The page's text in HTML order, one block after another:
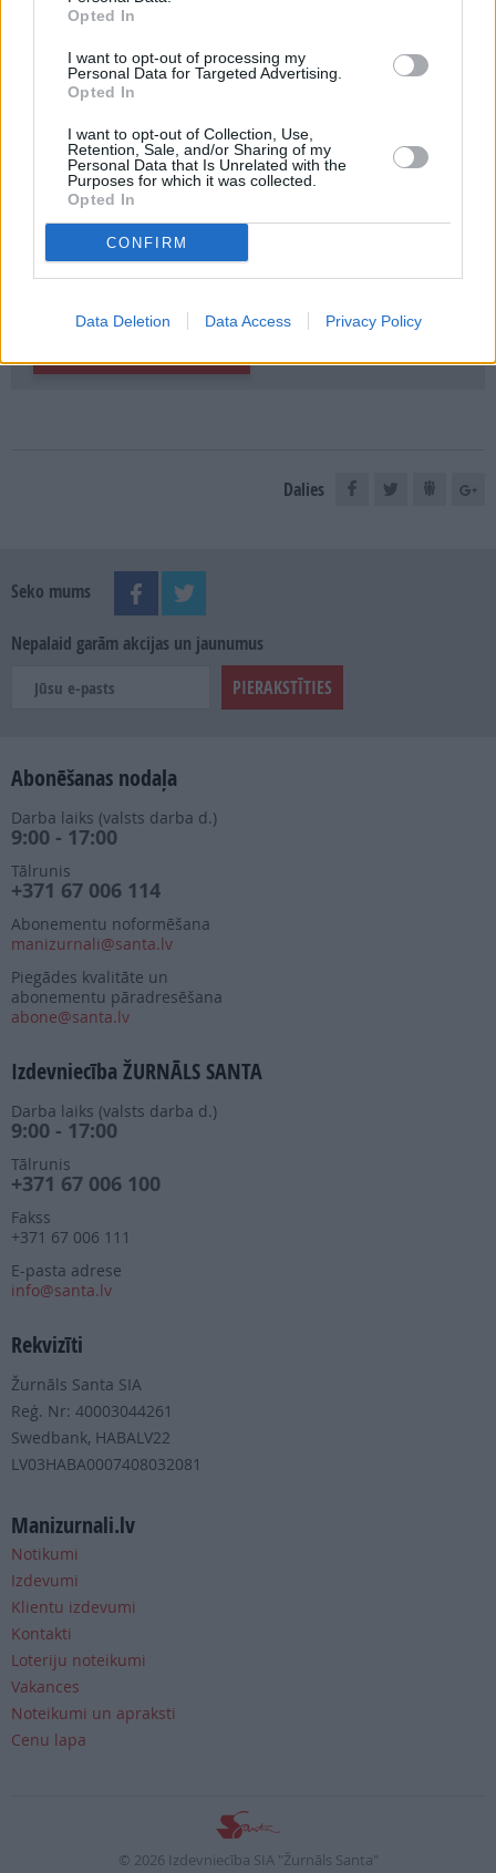
Opted In
I want to opt-out of processing my
Personal Data for Targeted Advertising.
Opted In
I want to opt-out of Collection, Use,
Retention, Sale, and/or Sharing of my
Personal Data that Is Unrelated with the
Purposes for which it was collected.
Opted In
CONFIRM
Data Deletion Data Access Privacy Policy
Seko mums
E-izdevumu arhīvs
Dalies
Seko mums
Nepalaid garām akcijas un jaunumus
Abonēšanas nodaļa
Darba laiks (valsts darba d.)
9:00 - 17:00
Tālrunis
+371 67 006 114
Abonementu noformēšana
manizurnali@santa.lv
Piegādes kvalitāte un
abonementu pāradresēšana
abone@santa.lv
Izdevniecība ŽURNĀLS SANTA
Darba laiks (valsts darba d.)
9:00 - 17:00
Tālrunis
+371 67 006 100
Fakss
+371 67 006 111
E-pasta adrese
info@santa.lv
Rekvizīti
Žurnāls Santa SIA
Reģ. Nr: 40003044261
Swedbank, HABALV22
LV03HABA0007408032081
Manizurnali.lv
Notikumi
Izdevumi
Klientu izdevumi
Kontakti
Loteriju noteikumi
Vakances
Noteikumi un apraksti
Cenu lapa
© 2026 Izdevniecība SIA "Žurnāls Santa"